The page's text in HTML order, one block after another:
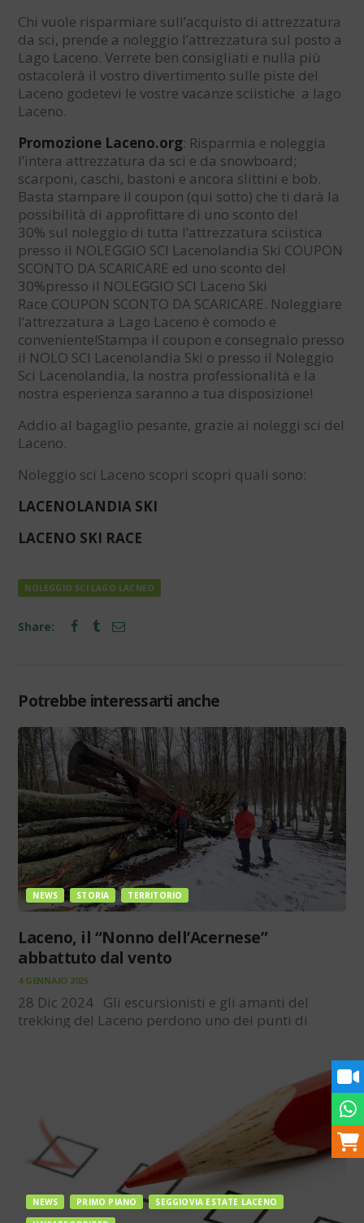
Chi vuole risparmiare sull’acquisto di attrezzatura
da sci, prende a noleggio l’attrezzatura sul posto a
Lago Laceno. Verrete ben consigliati e nulla più
ostacolerà il vostro divertimento sulle piste del
Laceno godetevi le vostre vacanze sciistiche a lago
Laceno.
Promozione Laceno.org: Risparmia e noleggia
l’intera attrezzatura da sci e da snowboard;
scarponi, caschi, bastoni e ancora slittini e bob.
Basta stampare il coupon (qui sotto) che ti darà la
possibilità di approfittare di uno sconto del
30% sul noleggio di tutta l’attrezzatura sciistica
presso il NOLEGGIO SCI Lacenolandia Ski COUPON
SCONTO DA SCARICARE ed uno sconto del
30%presso il NOLEGGIO SCI Laceno Ski
Race COUPON SCONTO DA SCARICARE. Noleggiare
l’attrezzatura a Lago Laceno è comodo e
conveniente!Stampa il coupon e consegnalo presso
il NOLO SCI Lacenolandia Ski o presso il Noleggio
Sci Lacenolandia, la nostra professionalità e la
nostra esperienza saranno a tua disposizione!
Addio al bagaglio pesante, grazie ai noleggi sci del
Laceno.
Noleggio sci Laceno scopri scopri quali sono:
LACENOLANDIA SKI
LACENO SKI RACE
NOLEGGIO SCI LAGO LACNEO
Share:
Potrebbe interessarti anche
NEWS STORIA TERRITORIO
Laceno, il “Nonno dell’Acernese”
abbattuto dal vento
4 GENNAIO 2025
28 Dic 2024 Gli escursionisti e gli amanti del
trekking del Laceno perdono uno dei punti di
risalente a 350-400 anni, è caduto nei giorni…
NEWS PRIMO PIANO
SEGGIOVIA ESTATE LACENO